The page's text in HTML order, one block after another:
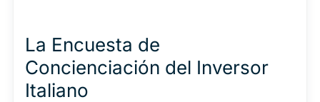
La Encuesta de
Concienciación del Inversor
Italiano